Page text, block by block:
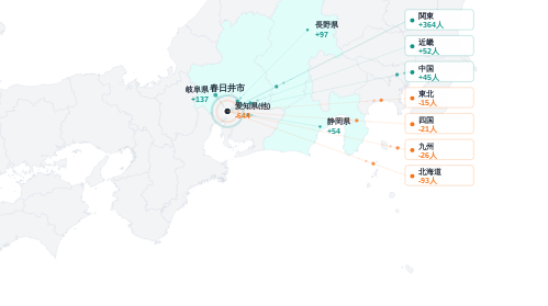
岐阜県
+137
長野県
+97
静岡県
+54
愛知県(他)
-644
春日井市
関東
+364人
近畿
+52人
中国
+45人
東北
-15人
四国
-21人
九州
-26人
北海道
-93人